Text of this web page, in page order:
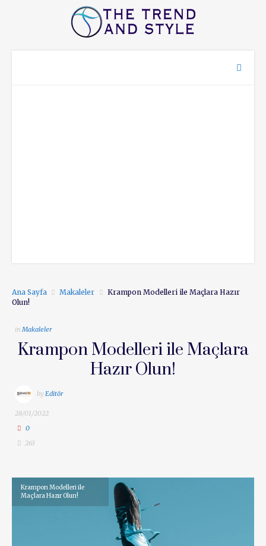
Ana Sayfa Makaleler
Krampon Modelleri ile Maçlara Hazır
Olun!
in Makaleler
Krampon Modelleri ile Maçlara
Hazır Olun!
byEditör
28/01/2022
0
263
Krampon Modelleri ile
Maçlara Hazır Olun!